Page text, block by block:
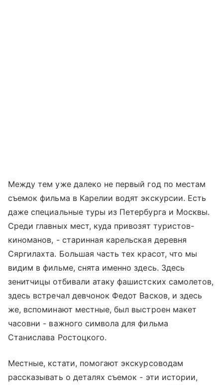
Между тем уже далеко не первый год по местам
съемок фильма в Карелии водят экскурсии. Есть
даже специальные туры из Петербурга и Москвы.
Среди главных мест, куда привозят туристов-
киноманов, - старинная карельская деревня
Сяргилахта. Большая часть тех красот, что мы
видим в фильме, снята именно здесь. Здесь
зенитчицы отбивали атаку фашистских самолетов,
здесь встречал девчонок Федот Васков, и здесь
же, вспоминают местные, был выстроен макет
часовни - важного символа для фильма
Станислава Ростоцкого.
Местные, кстати, помогают экскурсоводам
рассказывать о деталях съемок - эти истории,